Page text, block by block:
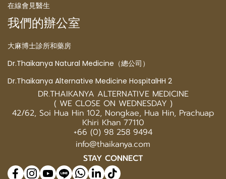
在線會見醫生
我們的辦公室
大麻博士診所和藥房
Dr.Thaikanya Natural Medicine（總公司）
Dr.Thaikanya Alternative Medicine HospitalHH 2
DR.THAIKANYA ALTERNATIVE MEDICINE
( WE CLOSE ON WEDNESDAY )
42/62, Soi Hua Hin 102, Nongkae, Hua Hin, Prachuap
Khiri Khan 77110
+66 (0) 98 258 9494
info@thaikanya.com
STAY CONNECT